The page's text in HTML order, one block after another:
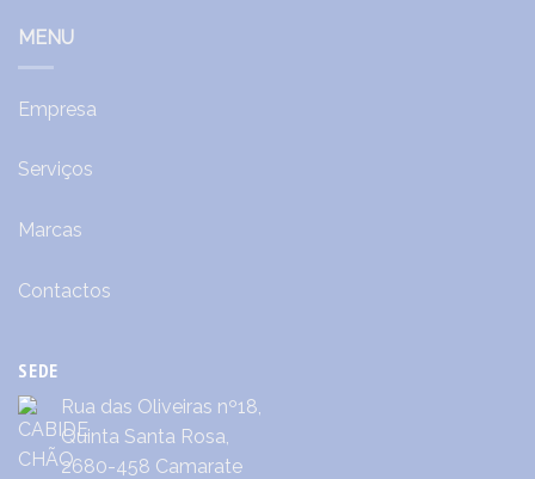
MENU
Empresa
Serviços
Marcas
Contactos
SEDE
Rua das Oliveiras nº18,
Quinta Santa Rosa,
2680-458 Camarate